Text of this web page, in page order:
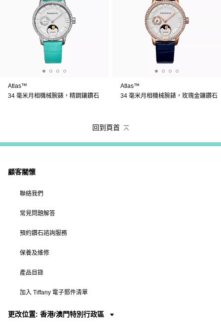
Atlas™
34 毫米月相機械腕錶，精鋼鑲鑽石
Atlas™
34 毫米月相機械腕錶，玫瑰金鑲鑽石
回到頁首
顧客關懷
聯絡我們
常見問題解答
預約鑽石諮詢服務
保養及維修
產品目錄
加入 Tiffany 電子郵件清單
更改位置: 香港/澳門特別行政區